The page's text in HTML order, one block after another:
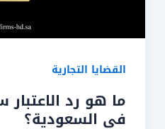
القضايا التجارية
ما هو رد
في السعودية؟